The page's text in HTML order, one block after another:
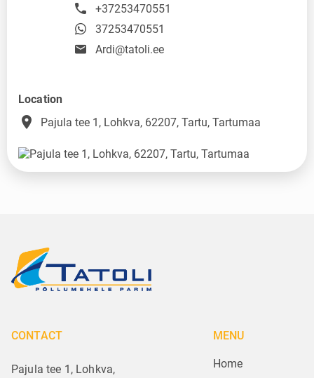
+37253470551
37253470551
Ardi@tatoli.ee
Location
place Pajula tee 1, Lohkva, 62207, Tartu, Tartumaa
CONTACT
Pajula tee 1, Lohkva,
MENU
Home